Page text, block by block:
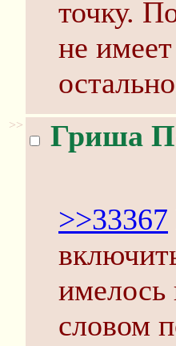
точку.
не
>> Гриша
>>33367
словом